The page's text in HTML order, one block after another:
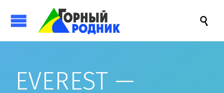

EVEREST —